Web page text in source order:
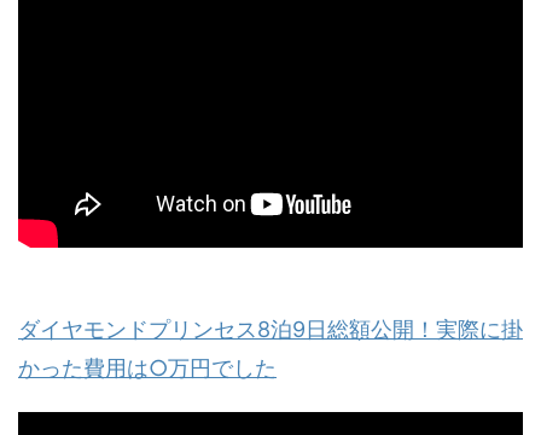
ダイヤモンドプリンセス8泊9日総額公開！実際に掛
かった費用は○万円でした